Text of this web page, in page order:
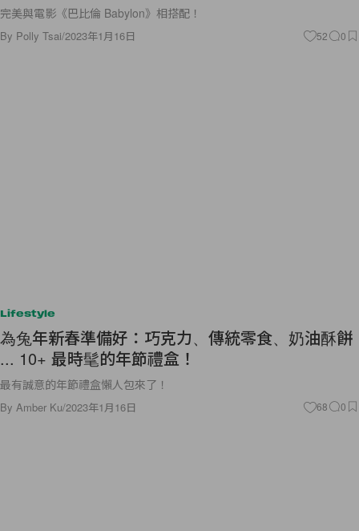
完美與電影《巴比倫 Babylon》相搭配！
By Polly Tsai/2023年1月16日 52 0
Lifestyle
為兔年新春準備好：巧克力、傳統零食、奶油酥餅
... 10+ 最時髦的年節禮盒！
最有誠意的年節禮盒懶人包來了！
By Amber Ku/2023年1月16日 68 0